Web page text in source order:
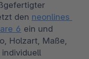
den neonlines
6 ein und
Holzart, Maße,